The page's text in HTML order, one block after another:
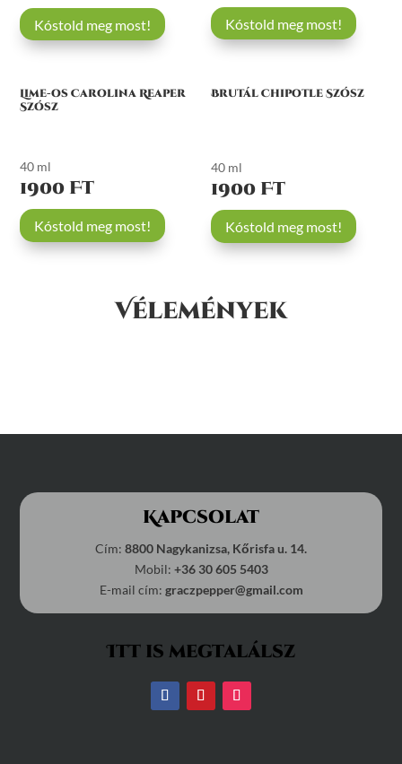
Kóstold meg most! Kóstold meg most!
Lime-os Carolina Reaper
Szósz
40 ml
1900 Ft
Kóstold meg most!
Brutál Chipotle Szósz
40 ml
1900 Ft
Kóstold meg most!
Vélemények
Kapcsolat
Cím: 8800 Nagykanizsa, Kőrisfa u. 14.
Mobil: +36 30 605 5403
E-mail cím: graczpepper@gmail.com
Itt is megtalálsz